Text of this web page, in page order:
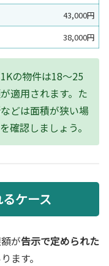
43,000円
38,000円
の物件は18〜25
適用されます。た
どは面積が狭い場
確認しましょう。
ケース
が告示で定められた
ます。